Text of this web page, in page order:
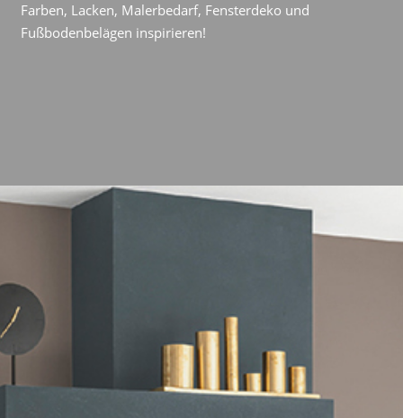
Farben, Lacken, Malerbedarf, Fensterdeko und
Fußbodenbelägen inspirieren!